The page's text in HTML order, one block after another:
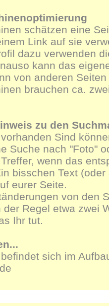
schätzen eine
Link auf sie
dazu verwenden
kann das
von anderen
brauchen ca.
zu den
Sind
Suche nach "Foto"
wenn das
bisschen Text
eurer Seite.
von den
der Regel etwa zwei
Ihr tut.
sich im